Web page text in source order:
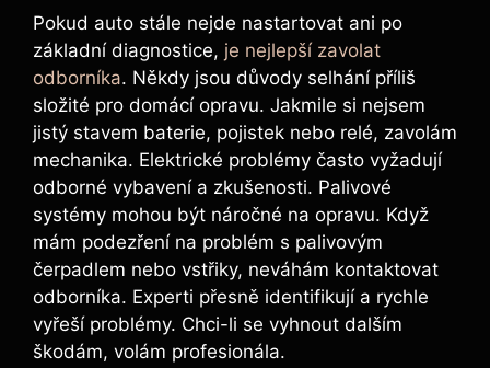
Pokud auto stále nejde nastartovat ani po
základní diagnostice, je nejlepší zavolat
odborníka. Někdy jsou důvody selhání příliš
složité pro domácí opravu. Jakmile si nejsem
jistý stavem baterie, pojistek nebo relé, zavolám
mechanika. Elektrické problémy často vyžadují
odborné vybavení a zkušenosti. Palivové
systémy mohou být náročné na opravu. Když
mám podezření na problém s palivovým
čerpadlem nebo vstřiky, neváhám kontaktovat
odborníka. Experti přesně identifikují a rychle
vyřeší problémy. Chci-li se vyhnout dalším
škodám, volám profesionála.